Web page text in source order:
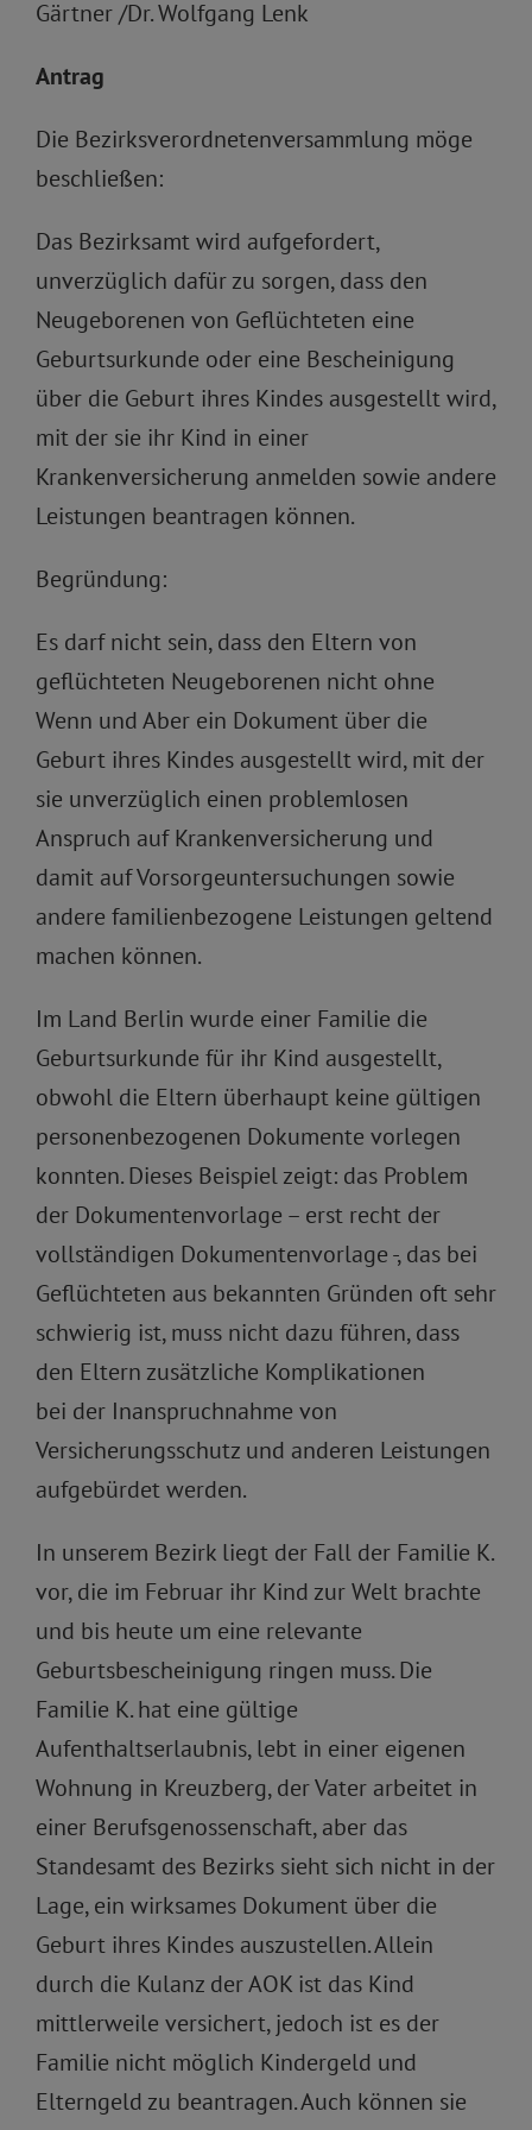
Gärtner /Dr. Wolfgang Lenk
Antrag
Die Bezirksverordnetenversammlung möge
beschließen:
Das Bezirksamt wird aufgefordert,
unverzüglich dafür zu sorgen, dass den
Neugeborenen von Geflüchteten eine
Geburtsurkunde oder eine Bescheinigung
über die Geburt ihres Kindes ausgestellt wird,
mit der sie ihr Kind in einer
Krankenversicherung anmelden sowie andere
Leistungen beantragen können.
Begründung:
Es darf nicht sein, dass den Eltern von
geflüchteten Neugeborenen nicht ohne
Wenn und Aber ein Dokument über die
Geburt ihres Kindes ausgestellt wird, mit der
sie unverzüglich einen problemlosen
Anspruch auf Krankenversicherung und
damit auf Vorsorgeuntersuchungen sowie
andere familienbezogene Leistungen geltend
machen können.
Im Land Berlin wurde einer Familie die
Geburtsurkunde für ihr Kind ausgestellt,
obwohl die Eltern überhaupt keine gültigen
personenbezogenen Dokumente vorlegen
konnten. Dieses Beispiel zeigt: das Problem
der Dokumentenvorlage – erst recht der
vollständigen Dokumentenvorlage -, das bei
Geflüchteten aus bekannten Gründen oft sehr
schwierig ist, muss nicht dazu führen, dass
den Eltern zusätzliche Komplikationen
bei der Inanspruchnahme von
Versicherungsschutz und anderen Leistungen
aufgebürdet werden.
In unserem Bezirk liegt der Fall der Familie K.
vor, die im Februar ihr Kind zur Welt brachte
und bis heute um eine relevante
Geburtsbescheinigung ringen muss. Die
Familie K. hat eine gültige
Aufenthaltserlaubnis, lebt in einer eigenen
Wohnung in Kreuzberg, der Vater arbeitet in
einer Berufsgenossenschaft, aber das
Standesamt des Bezirks sieht sich nicht in der
Lage, ein wirksames Dokument über die
Geburt ihres Kindes auszustellen. Allein
durch die Kulanz der AOK ist das Kind
mittlerweile versichert, jedoch ist es der
Familie nicht möglich Kindergeld und
Elterngeld zu beantragen. Auch können sie